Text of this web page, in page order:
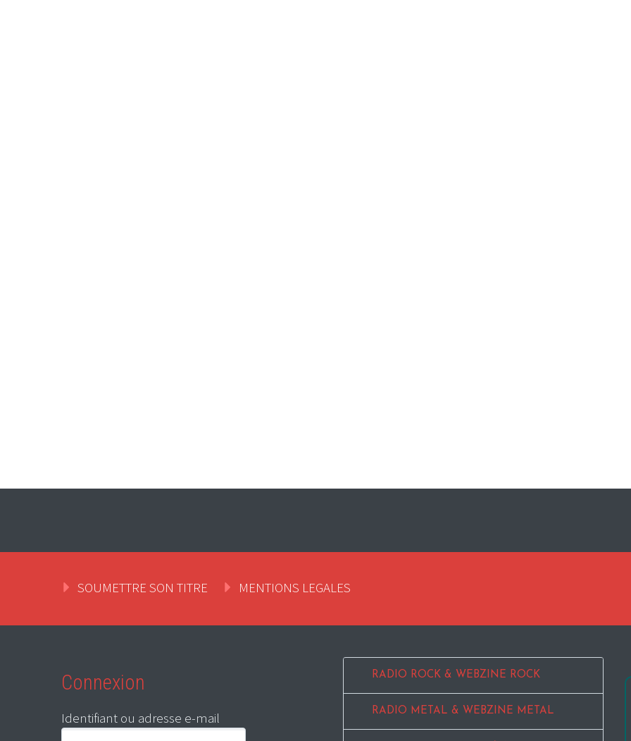
SOUMETTRE SON TITRE MENTIONS LEGALES
Connexion
Identifiant ou adresse e-mail
RADIO ROCK & WEBZINE ROCK
RADIO METAL & WEBZINE METAL